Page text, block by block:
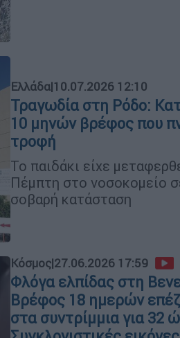
Ελλάδα|10.07.2026 12:10
Τραγωδία στη Ρόδο:
10 μηνών βρέφος που
τροφή
Το παιδάκι είχε
Πέμπτη στο νοσοκομείο
σοβαρή κατάσταση
Κόσμος|27.06.2026 17:59
Φλόγα ελπίδας στη
Βρέφος 18 ημερών
στα συντρίμμια για 32